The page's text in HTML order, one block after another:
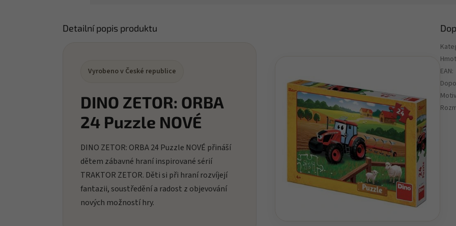
Detailní popis produktu
Vyrobeno v České republice
DINO ZETOR: ORBA
24 Puzzle NOVÉ
DINO ZETOR: ORBA 24 Puzzle NOVÉ přináší
dětem zábavné hraní inspirované sérií
TRAKTOR ZETOR. Děti si při hraní rozvíjejí
fantazii, soustředění a radost z objevování
nových možností hry.
EAN: